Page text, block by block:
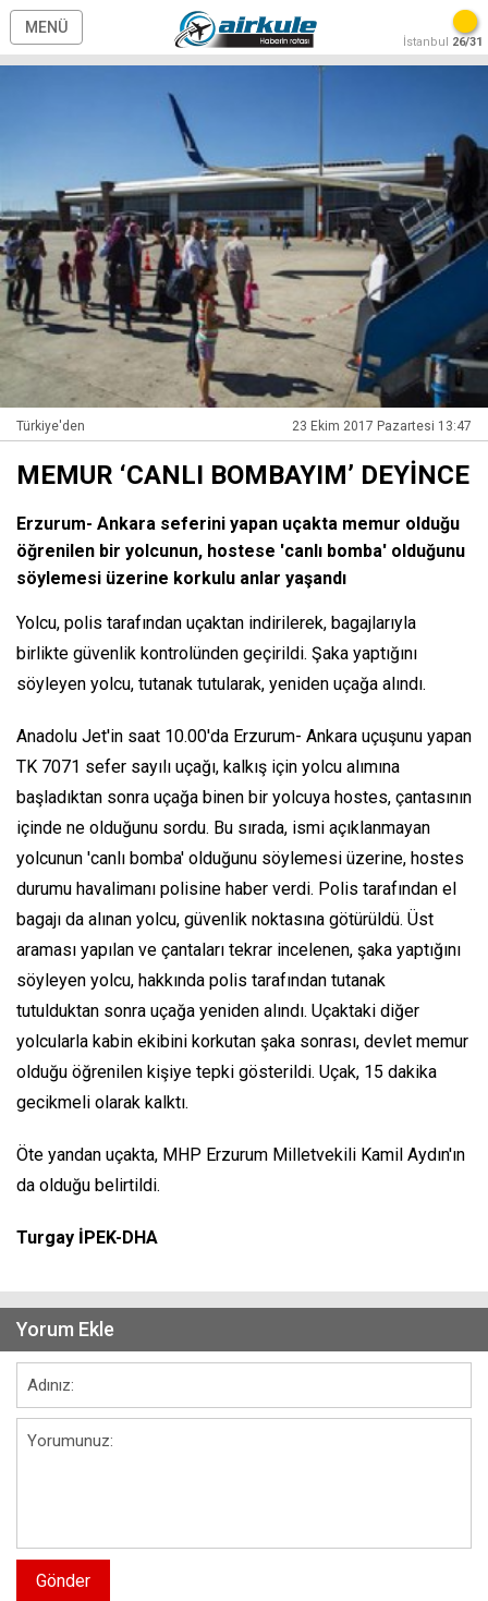
MENÜ
İstanbul 26/31
Türkiye'den 23 Ekim 2017 Pazartesi 13:47
MEMUR ‘CANLI BOMBAYIM’ DEYİNCE
Erzurum- Ankara seferini yapan uçakta memur olduğu
öğrenilen bir yolcunun, hostese 'canlı bomba' olduğunu
söylemesi üzerine korkulu anlar yaşandı
Yolcu, polis tarafından uçaktan indirilerek, bagajlarıyla
birlikte güvenlik kontrolünden geçirildi. Şaka yaptığını
söyleyen yolcu, tutanak tutularak, yeniden uçağa alındı.
Anadolu Jet'in saat 10.00'da Erzurum- Ankara uçuşunu yapan
TK 7071 sefer sayılı uçağı, kalkış için yolcu alımına
başladıktan sonra uçağa binen bir yolcuya hostes, çantasının
içinde ne olduğunu sordu. Bu sırada, ismi açıklanmayan
yolcunun 'canlı bomba' olduğunu söylemesi üzerine, hostes
durumu havalimanı polisine haber verdi. Polis tarafından el
bagajı da alınan yolcu, güvenlik noktasına götürüldü. Üst
araması yapılan ve çantaları tekrar incelenen, şaka yaptığını
söyleyen yolcu, hakkında polis tarafından tutanak
tutulduktan sonra uçağa yeniden alındı. Uçaktaki diğer
yolcularla kabin ekibini korkutan şaka sonrası, devlet memur
olduğu öğrenilen kişiye tepki gösterildi. Uçak, 15 dakika
gecikmeli olarak kalktı.
Öte yandan uçakta, MHP Erzurum Milletvekili Kamil Aydın'ın
da olduğu belirtildi.
Turgay İPEK-DHA
Yorum Ekle
Gönder